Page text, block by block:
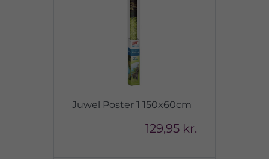
Juwel Poster 1 150x60cm
129,95 kr.